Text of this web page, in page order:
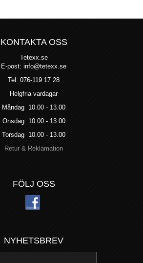
KONTAKTA OSS
Tetexx.se
E-post: info@tetexx.se
Tel: 076-119 17 28
Helgfria vardagar
Måndag 10.00 - 13.00
Onsdag 10.00 - 13.00
Torsdag 10.00 - 13.00
Retur & Reklamation
FÖLJ OSS
NYHETSBREV